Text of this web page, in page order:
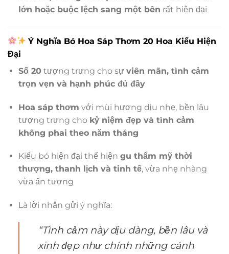
lớn hoặc buộc lệch sang một bên rất hiện đại
Ý Nghĩa Bó Hoa Sáp Thơm 20 Hoa Kiểu Hiện
Đại
Số 20tượng trưng cho sự viên mãn, tình cảm
trọn vẹn và hạnh phúc đủ đầy
Hoa sáp thơm với mùi hương dịu nhẹ, bền lâu
tượng trưng cho kỷ niệm đẹp và tình cảm
không phai theo năm tháng
Kiểu bó hiện đại thể hiện gu thẩm mỹ thời
thượng, thanh lịch và tinh tế, vừa nhẹ nhàng
vừa ấn tượng
Là lời nhắn gửi ý nghĩa:
“Tình cảm này dịu dàng, bền lâu và
xinh đẹp như chính những cánh